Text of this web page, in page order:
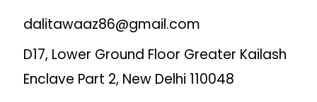
dalitawaaz86@gmail.com
D17, Lower Ground Floor Greater Kailash
Enclave Part 2, New Delhi 110048